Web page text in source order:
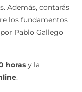
Además, contarás
los fundamentos
Pablo Gallego
horas y la
.